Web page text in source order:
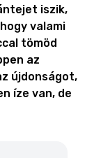
iszik,
valami
tömöd
az
újdonságot,
íze van, de